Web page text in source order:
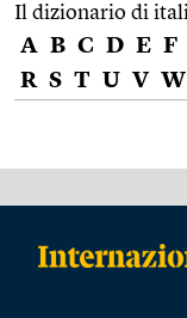
Il dizionario di
A B C D E F
R S T U V W